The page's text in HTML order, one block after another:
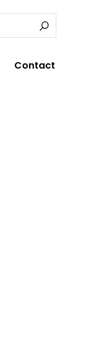
Contact